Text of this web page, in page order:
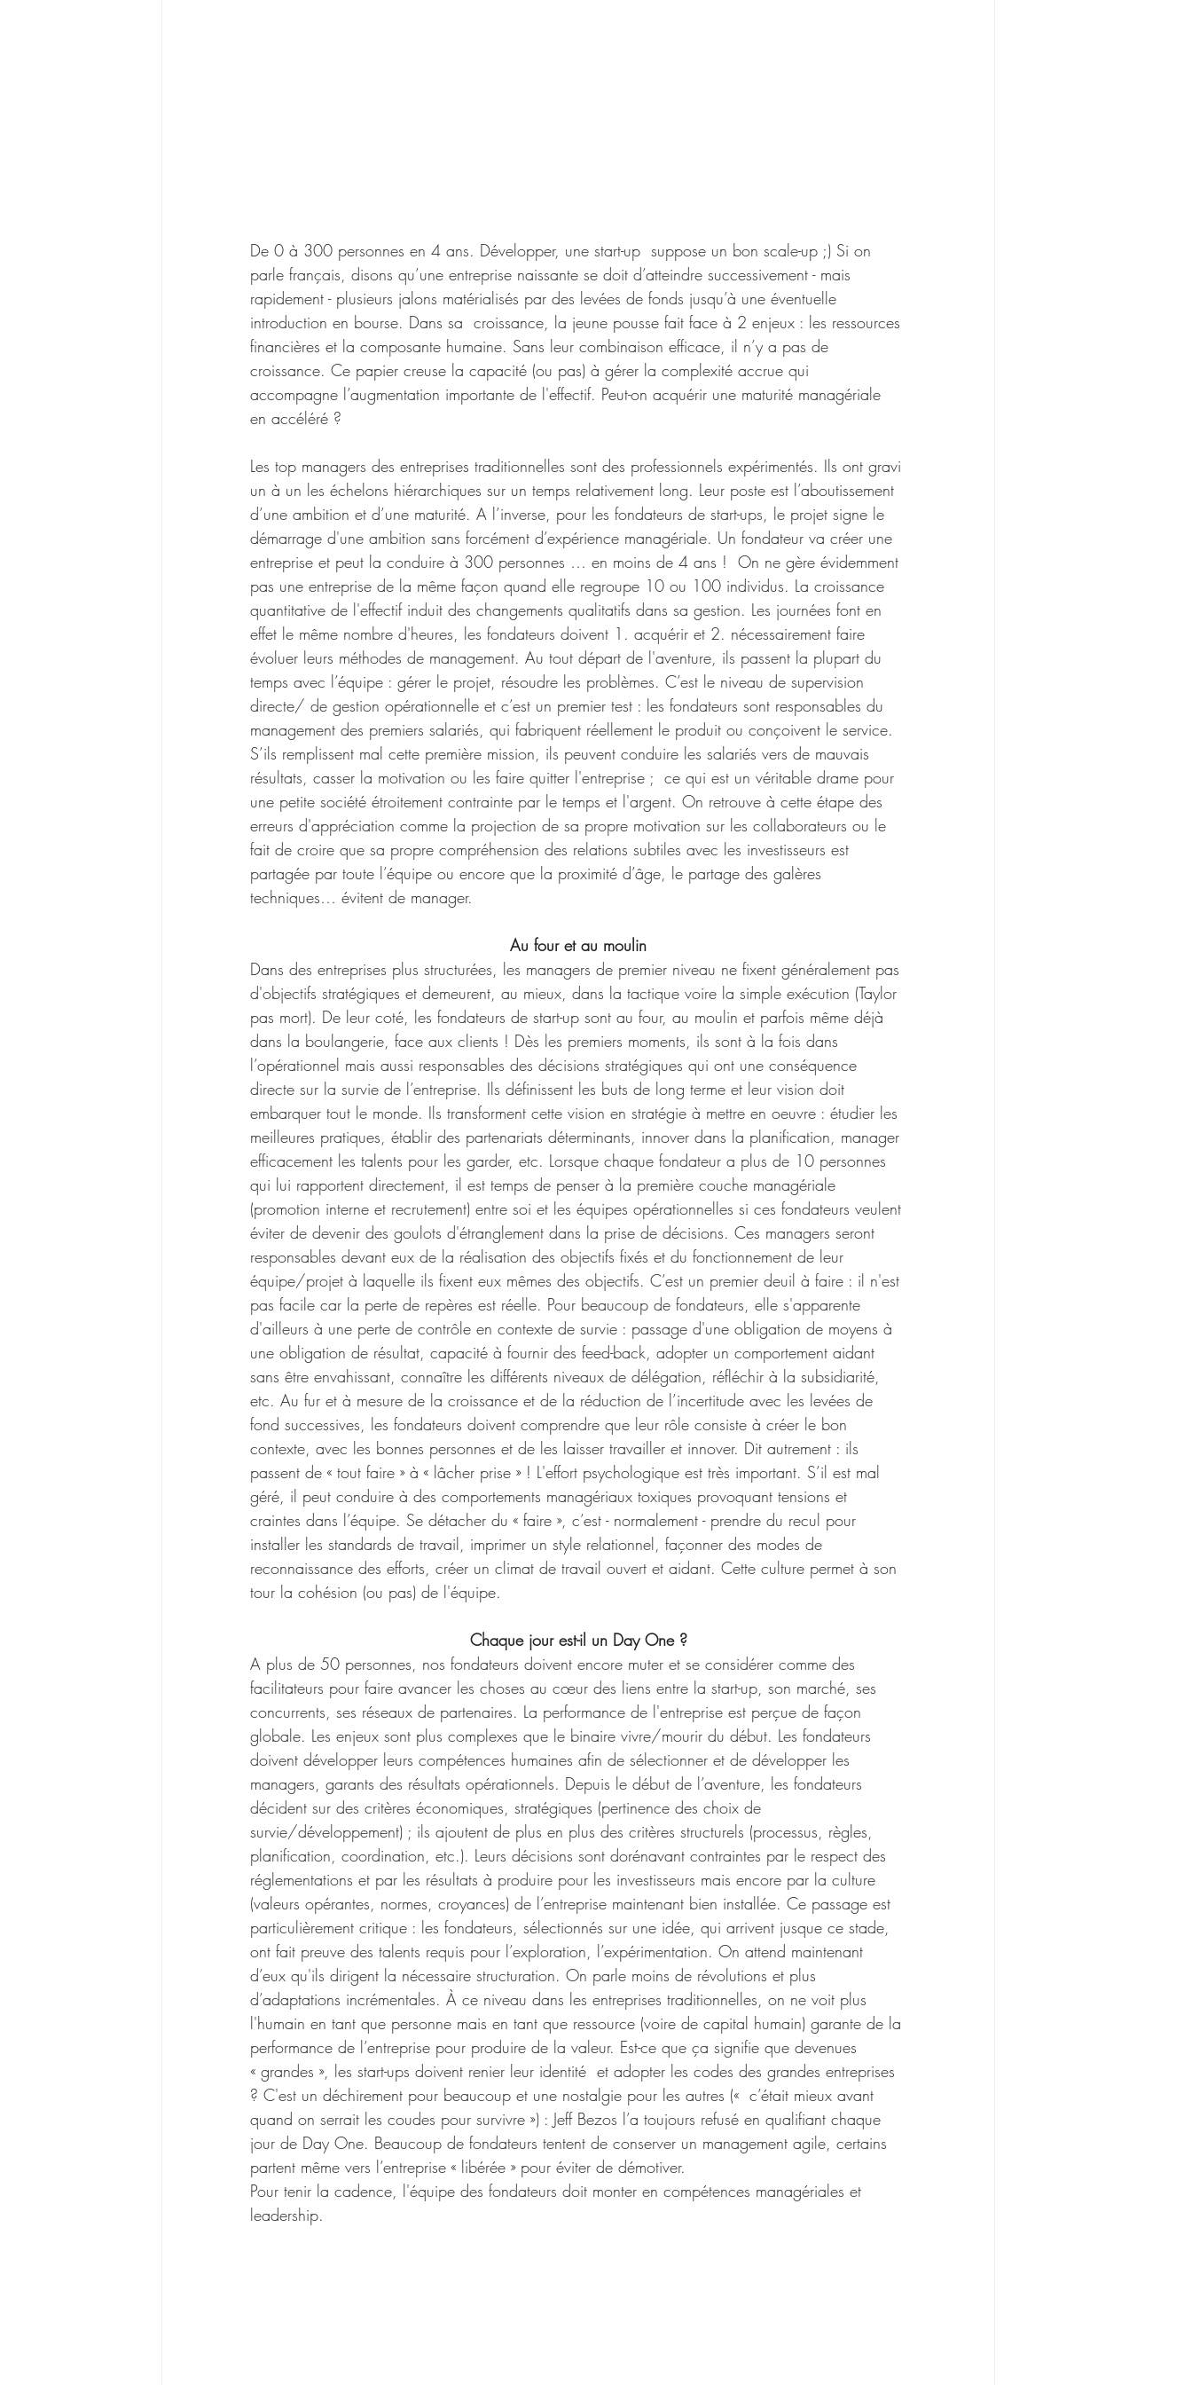
De 0 à 300 personnes en 4 ans. Développer, une start-up  suppose un bon scale-up ;) Si on
parle français, disons qu’une entreprise naissante se doit d’atteindre successivement - mais
rapidement - plusieurs jalons matérialisés par des levées de fonds jusqu’à une éventuelle
introduction en bourse. Dans sa  croissance, la jeune pousse fait face à 2 enjeux : les ressources
financières et la composante humaine. Sans leur combinaison efficace, il n’y a pas de
croissance. Ce papier creuse la capacité (ou pas) à gérer la complexité accrue qui
accompagne l’augmentation importante de l'effectif. Peut-on acquérir une maturité managériale
en accéléré ?
Les top managers des entreprises traditionnelles sont des professionnels expérimentés. Ils ont gravi
un à un les échelons hiérarchiques sur un temps relativement long. Leur poste est l’aboutissement
d’une ambition et d’une maturité. A l’inverse, pour les fondateurs de start-ups, le projet signe le
démarrage d'une ambition sans forcément d’expérience managériale. Un fondateur va créer une
entreprise et peut la conduire à 300 personnes … en moins de 4 ans !  On ne gère évidemment
pas une entreprise de la même façon quand elle regroupe 10 ou 100 individus. La croissance
quantitative de l'effectif induit des changements qualitatifs dans sa gestion. Les journées font en
effet le même nombre d'heures, les fondateurs doivent 1. acquérir et 2. nécessairement faire
évoluer leurs méthodes de management. Au tout départ de l'aventure, ils passent la plupart du
temps avec l’équipe : gérer le projet, résoudre les problèmes. C’est le niveau de supervision
directe/ de gestion opérationnelle et c’est un premier test : les fondateurs sont responsables du
management des premiers salariés, qui fabriquent réellement le produit ou conçoivent le service.
S’ils remplissent mal cette première mission, ils peuvent conduire les salariés vers de mauvais
résultats, casser la motivation ou les faire quitter l'entreprise ;  ce qui est un véritable drame pour
une petite société étroitement contrainte par le temps et l'argent. On retrouve à cette étape des
erreurs d'appréciation comme la projection de sa propre motivation sur les collaborateurs ou le
fait de croire que sa propre compréhension des relations subtiles avec les investisseurs est
partagée par toute l’équipe ou encore que la proximité d’âge, le partage des galères
techniques… évitent de manager.
Au four et au moulin
Dans des entreprises plus structurées, les managers de premier niveau ne fixent généralement pas
d'objectifs stratégiques et demeurent, au mieux, dans la tactique voire la simple exécution (Taylor
pas mort). De leur coté, les fondateurs de start-up sont au four, au moulin et parfois même déjà
dans la boulangerie, face aux clients ! Dès les premiers moments, ils sont à la fois dans
l’opérationnel mais aussi responsables des décisions stratégiques qui ont une conséquence
directe sur la survie de l’entreprise. Ils définissent les buts de long terme et leur vision doit
embarquer tout le monde. Ils transforment cette vision en stratégie à mettre en oeuvre : étudier les
meilleures pratiques, établir des partenariats déterminants, innover dans la planification, manager
efficacement les talents pour les garder, etc. Lorsque chaque fondateur a plus de 10 personnes
qui lui rapportent directement, il est temps de penser à la première couche managériale
(promotion interne et recrutement) entre soi et les équipes opérationnelles si ces fondateurs veulent
éviter de devenir des goulots d'étranglement dans la prise de décisions. Ces managers seront
responsables devant eux de la réalisation des objectifs fixés et du fonctionnement de leur
équipe/projet à laquelle ils fixent eux mêmes des objectifs. C’est un premier deuil à faire : il n'est
pas facile car la perte de repères est réelle. Pour beaucoup de fondateurs, elle s'apparente
d'ailleurs à une perte de contrôle en contexte de survie : passage d'une obligation de moyens à
une obligation de résultat, capacité à fournir des feed-back, adopter un comportement aidant
sans être envahissant, connaître les différents niveaux de délégation, réfléchir à la subsidiarité,
etc. Au fur et à mesure de la croissance et de la réduction de l’incertitude avec les levées de
fond successives, les fondateurs doivent comprendre que leur rôle consiste à créer le bon
contexte, avec les bonnes personnes et de les laisser travailler et innover. Dit autrement : ils
passent de « tout faire » à « lâcher prise » ! L'effort psychologique est très important. S’il est mal
géré, il peut conduire à des comportements managériaux toxiques provoquant tensions et
craintes dans l’équipe. Se détacher du « faire », c’est - normalement - prendre du recul pour
installer les standards de travail, imprimer un style relationnel, façonner des modes de
reconnaissance des efforts, créer un climat de travail ouvert et aidant. Cette culture permet à son
tour la cohésion (ou pas) de l'équipe.
Chaque jour est-il un Day One ?
A plus de 50 personnes, nos fondateurs doivent encore muter et se considérer comme des
facilitateurs pour faire avancer les choses au cœur des liens entre la start-up, son marché, ses
concurrents, ses réseaux de partenaires. La performance de l'entreprise est perçue de façon
globale. Les enjeux sont plus complexes que le binaire vivre/mourir du début. Les fondateurs
doivent développer leurs compétences humaines afin de sélectionner et de développer les
managers, garants des résultats opérationnels. Depuis le début de l’aventure, les fondateurs
décident sur des critères économiques, stratégiques (pertinence des choix de
survie/développement) ; ils ajoutent de plus en plus des critères structurels (processus, règles,
planification, coordination, etc.). Leurs décisions sont dorénavant contraintes par le respect des
réglementations et par les résultats à produire pour les investisseurs mais encore par la culture
(valeurs opérantes, normes, croyances) de l’entreprise maintenant bien installée. Ce passage est
particulièrement critique : les fondateurs, sélectionnés sur une idée, qui arrivent jusque ce stade,
ont fait preuve des talents requis pour l’exploration, l’expérimentation. On attend maintenant
d’eux qu'ils dirigent la nécessaire structuration. On parle moins de révolutions et plus
d’adaptations incrémentales. À ce niveau dans les entreprises traditionnelles, on ne voit plus
l'humain en tant que personne mais en tant que ressource (voire de capital humain) garante de la
performance de l’entreprise pour produire de la valeur. Est-ce que ça signifie que devenues
« grandes », les start-ups doivent renier leur identité  et adopter les codes des grandes entreprises
? C'est un déchirement pour beaucoup et une nostalgie pour les autres («  c’était mieux avant
quand on serrait les coudes pour survivre ») : Jeff Bezos l’a toujours refusé en qualifiant chaque
jour de Day One. Beaucoup de fondateurs tentent de conserver un management agile, certains
partent même vers l’entreprise « libérée » pour éviter de démotiver.
Pour tenir la cadence, l'équipe des fondateurs doit monter en compétences managériales et
leadership.